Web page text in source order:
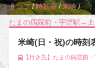
トップ/時刻表/米崎/
たまの病院前・宇野駅→
米崎(日・祝)の時刻
【行き先】たまの病院前